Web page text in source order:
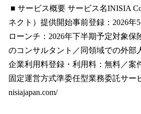
■ サービス概要 サービス名INISIA
ネクト）提供開始事前登録：2026年
ローンチ：2026年下半期予定対象
のコンサルタント／同領域での外部
企業利用料登録・利用料：無料／案
固定運営方式準委任型業務委託サー
nisiajapan.com/